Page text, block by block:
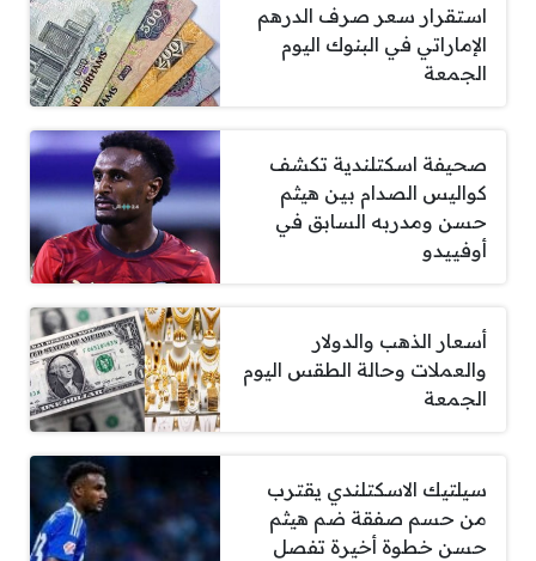
استقرار سعر صرف الدرهم
الإماراتي في البنوك اليوم
الجمعة
صحيفة اسكتلندية تكشف
كواليس الصدام بين هيثم
حسن ومدربه السابق في
أوفييدو
أسعار الذهب والدولار
والعملات وحالة الطقس اليوم
الجمعة
سيلتيك الاسكتلندي يقترب
من حسم صفقة ضم هيثم
حسن خطوة أخيرة تفصل